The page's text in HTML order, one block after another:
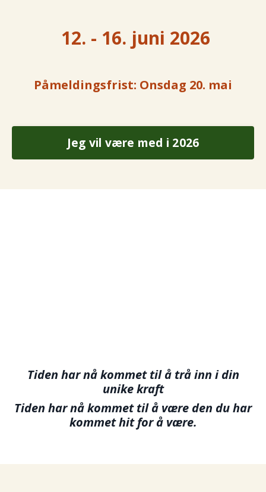
12. - 16. juni 2026
Påmeldingsfrist: Onsdag 20. mai
Jeg vil være med i 2026
Tiden har nå kommet til å trå inn i din
unike kraft
Tiden har nå kommet til å være den du har
kommet hit for å være.